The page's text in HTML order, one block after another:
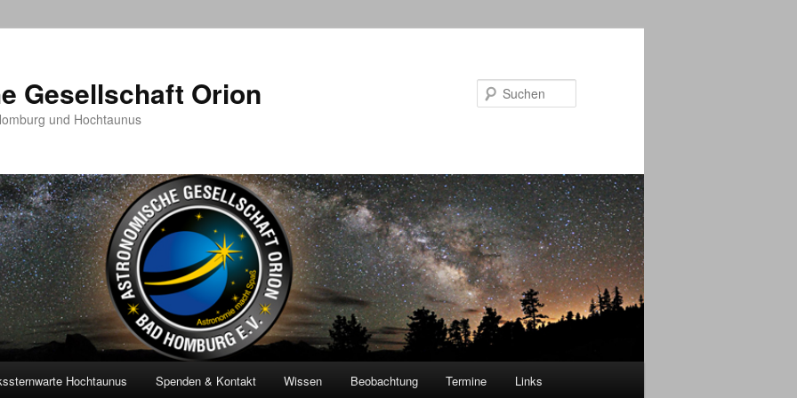
Gesellschaft Orion
und Hochtaunus
Hochtaunus Spenden & Kontakt Wissen Beobachtung Termine Links